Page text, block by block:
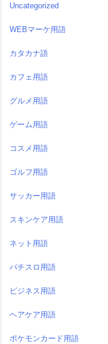
Uncategorized
WEBマーケ用語
カタカナ語
カフェ用語
グルメ用語
ゲーム用語
コスメ用語
ゴルフ用語
サッカー用語
スキンケア用語
ネット用語
パチスロ用語
ビジネス用語
ヘアケア用語
ポケモンカード用語